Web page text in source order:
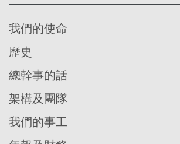
我們的使命
歷史
總幹事的話
架構及團隊
我們的事工